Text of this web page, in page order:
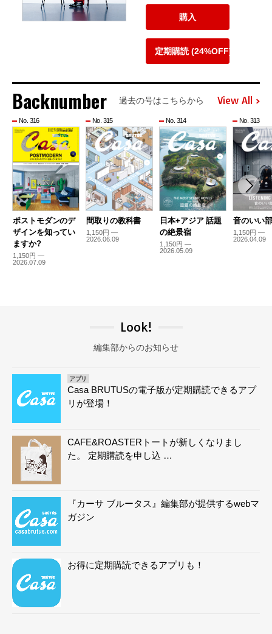
購入
定期購読 (24%OFF)
Backnumber 過去の号はこちらから View All
No. 316
ポストモダンのデ
ザインを知ってい
ますか?
1,150円 —
2026.07.09
No. 315
間取りの教科書
1,150円 —
2026.06.09
No. 314
日本+アジア 話題
の絶景宿
1,150円 —
2026.05.09
No. 313
音のいい
1,150円 —
2026.04.09
Look!
編集部からのお知らせ
アプリ
Casa BRUTUSの電子版が定期購読できるアプ
リが登場！
CAFE&ROASTERトートが新しくなりまし
た。 定期購読を申し込 …
『カーサ ブルータス』編集部が提供するwebマ
ガジン
お得に定期購読できるアプリも！